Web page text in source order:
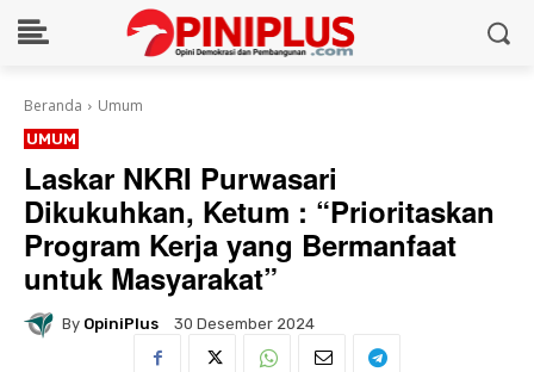
Beranda Umum
UMUM
Laskar NKRI Purwasari
Dikukuhkan, Ketum : “Prioritaskan
Program Kerja yang Bermanfaat
untuk Masyarakat”
By OpiniPlus 30 Desember 2024